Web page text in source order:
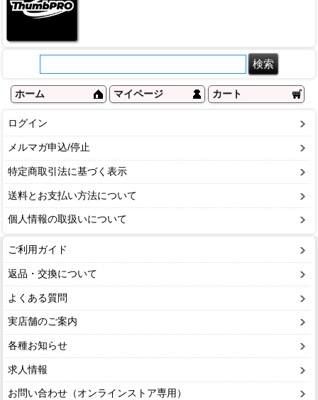
ホーム マイページ カート
ログイン
メルマガ申込/停止
特定商取引法に基づく表示
送料とお支払い方法について
個人情報の取扱いについて
ご利用ガイド
返品・交換について
よくある質問
実店舗のご案内
各種お知らせ
求人情報
お問い合わせ（オンラインストア専用）